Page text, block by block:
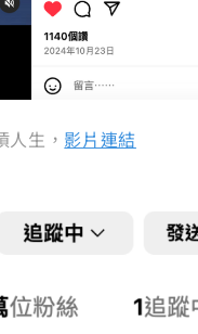
生， 影片連結